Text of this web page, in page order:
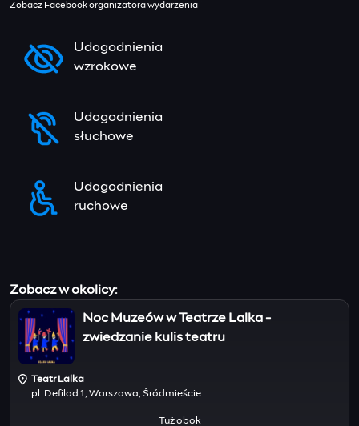
Zobacz Facebook organizatora wydarzenia
Udogodnienia
wzrokowe
Udogodnienia
słuchowe
Udogodnienia
ruchowe
Zobacz w okolicy:
Noc Muzeów w Teatrze Lalka -
zwiedzanie kulis teatru
Teatr Lalka
pl. Defilad 1, Warszawa, Śródmieście
Tuż obok